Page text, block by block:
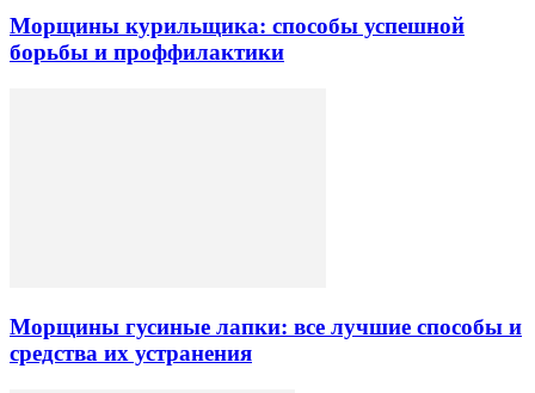
Морщины курильщика: способы успешной
борьбы и проффилактики
Морщины гусиные лапки: все лучшие способы и
средства их устранения